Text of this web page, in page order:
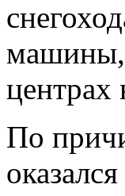
машины,
По